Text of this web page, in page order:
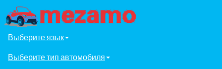
Выберите язык
Выберите тип автомобиля